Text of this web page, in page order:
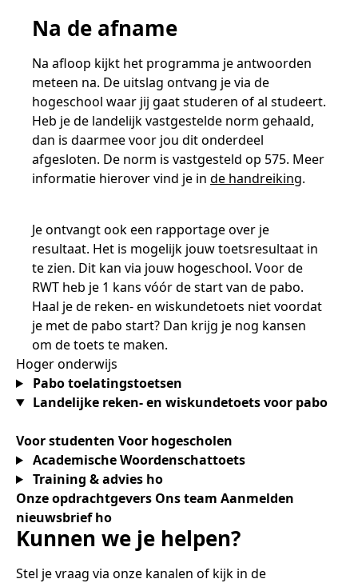
Na de afname
Na afloop kijkt het programma je antwoorden
meteen na. De uitslag ontvang je via de
hogeschool waar jij gaat studeren of al studeert.
Heb je de landelijk vastgestelde norm gehaald,
dan is daarmee voor jou dit onderdeel
afgesloten. De norm is vastgesteld op 575. Meer
informatie hierover vind je in de handreiking.
Je ontvangt ook een rapportage over je
resultaat. Het is mogelijk jouw toetsresultaat in
te zien. Dit kan via jouw hogeschool. Voor de
RWT heb je 1 kans vóór de start van de pabo.
Haal je de reken- en wiskundetoets niet voordat
je met de pabo start? Dan krijg je nog kansen
om de toets te maken.
Hoger onderwijs
Pabo toelatingstoetsen
Landelijke reken- en wiskundetoets voor pabo
Voor studenten Voor hogescholen
Academische Woordenschattoets
Training & advies ho
Onze opdrachtgevers Ons team Aanmelden
nieuwsbrief ho
Kunnen we je helpen?
Stel je vraag via onze kanalen of kijk in de